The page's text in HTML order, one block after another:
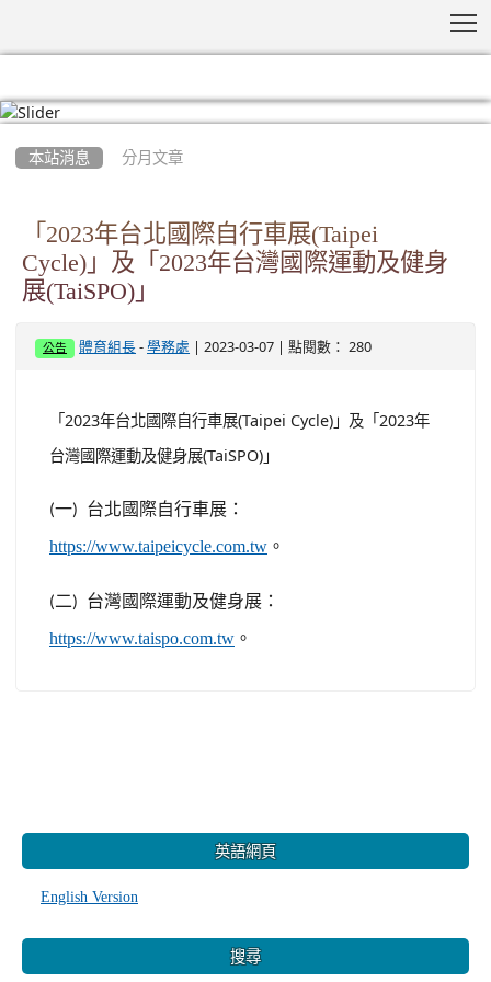
本站消息 分月文章
「2023年台北國際自行車展(Taipei
Cycle)」及「2023年台灣國際運動及健身
展(TaiSPO)」
公告 體育組長 -學務處 | 2023-03-07 | 點閱數： 280
「2023年台北國際自行車展(Taipei Cycle)」及「2023年
台灣國際運動及健身展(TaiSPO)」
(一) 台北國際自行車展：
https://www.taipeicycle.com.tw 。
(二) 台灣國際運動及健身展：
https://www.taispo.com.tw 。
英語網頁
English Version
搜尋